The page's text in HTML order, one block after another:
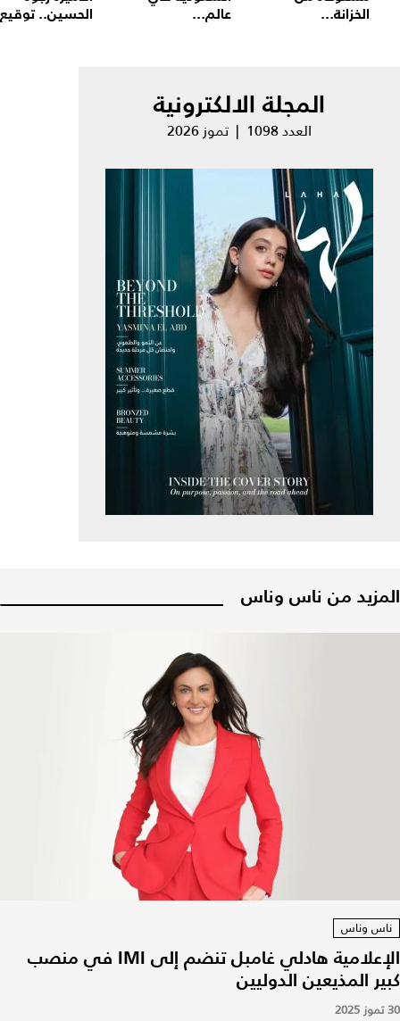
الخزانة... عالم... الحسين..
المجلة الالكترونية
العدد 1098 | تموز 2026
المزيد من ناس وناس
ناس وناس
الإعلامية هادلي غامبل تنضم إلى IMI في منصب
كبير المذيعين الدوليين
30 تموز 2025